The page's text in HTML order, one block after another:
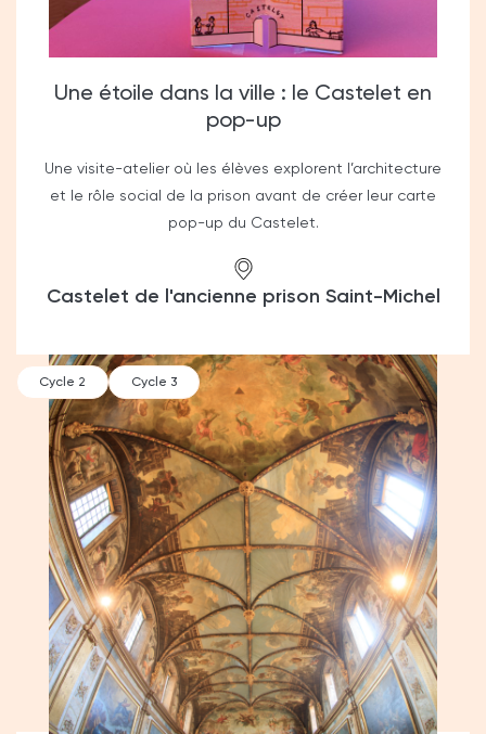
Une étoile dans la ville : le Castelet en
pop-up
Une visite-atelier où les élèves explorent l’architecture
et le rôle social de la prison avant de créer leur carte
pop-up du Castelet.
Castelet de l'ancienne prison Saint-Michel
Cycle 2 Cycle 3